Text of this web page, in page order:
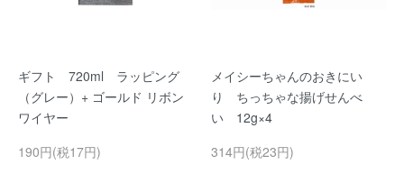
ギフト 720ml ラッピング
（グレー）+ ゴールド リボン
ワイヤー
190円(税17円)
メイシーちゃんのおきにい
り ちっちゃな揚げせんべ
い 12g×4
314円(税23円)